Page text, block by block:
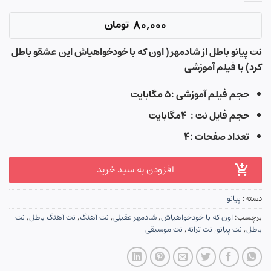
80,000 تومان
نت پیانو باطل از شادمهر( اون که با خودخواهیاش این عشقو باطل
کرد) با فیلم آموزشی
حجم فیلم آموزشی :۵ مگابایت
حجم فایل نت : ۴مگابایت
تعداد صفحات :۴
افزودن به سبد خرید
دسته: پیانو
برچسب: اون که با خودخواهیاش,شادمهر عقیلی,نت آهنگ,نت آهنگ باطل,نت
باطل,نت پیانو,نت ترانه,نت موسیقی